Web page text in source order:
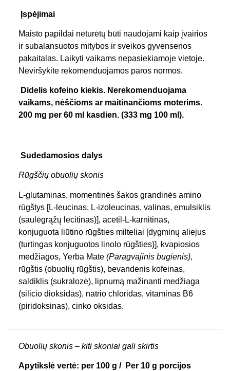
Įspėjimai
Maisto papildai neturėtų būti naudojami kaip įvairios
ir subalansuotos mitybos ir sveikos gyvensenos
pakaitalas. Laikyti vaikams nepasiekiamoje vietoje.
Neviršykite rekomenduojamos paros normos.
Didelis kofeino kiekis. Nerekomenduojama
vaikams, nėščioms ar maitinančioms moterims.
200 mg per 60 ml kasdien. (333 mg 100 ml).
Sudedamosios dalys
Rūgščių obuolių skonis
L-glutaminas, momentinės šakos grandinės amino
rūgštys [L-leucinas, L-izoleucinas, valinas, emulsiklis
(saulėgrąžų lecitinas)], acetil-L-karnitinas,
konjuguota liūtino rūgšties milteliai [dygminų aliejus
(turtingas konjuguotos linolo rūgšties)], kvapiosios
medžiagos, Yerba Mate (Paragvajinis bugienis),
rūgštis (obuolių rūgštis), bevandenis kofeinas,
saldiklis (sukralozė), lipnumą mažinanti medžiaga
(silicio dioksidas), natrio chloridas, vitaminas B6
(piridoksinas), cinko oksidas.
Obuolių skonis – kiti skoniai gali skirtis
Apytikslė vertė: per 100 g / Per 10 g porcijos